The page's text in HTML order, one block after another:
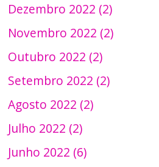
Dezembro 2022 (2)
Novembro 2022 (2)
Outubro 2022 (2)
Setembro 2022 (2)
Agosto 2022 (2)
Julho 2022 (2)
Junho 2022 (6)